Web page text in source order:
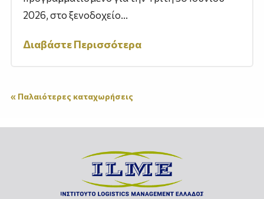
2026, στο ξενοδοχείο...
Διαβάστε Περισσότερα
« Παλαιότερες καταχωρήσεις